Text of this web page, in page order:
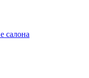
салона